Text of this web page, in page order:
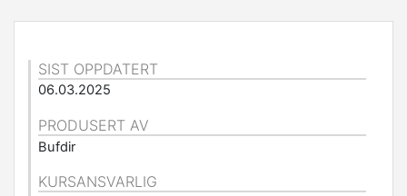
SIST OPPDATERT
06.03.2025
PRODUSERT AV
Bufdir
KURSANSVARLIG